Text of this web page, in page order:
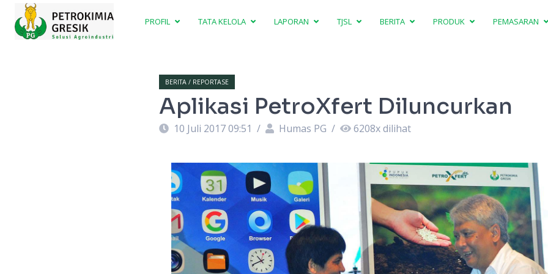
PROFIL TATA KELOLA LAPORAN TJSL BERITA PRODUK PEMASARAN
BERITA / REPORTASE
Aplikasi PetroXfert Diluncurkan
10 Juli 2017 09:51 / Humas PG / 6208x dilihat